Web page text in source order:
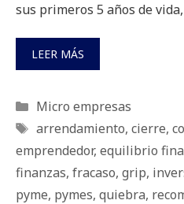
sus primeros 5 años de
LEER MÁS
Categorías
Micro empresas
Etiquetas
arrendamiento, cierre,
emprendedor, equilibrio
finanzas, fracaso, grip,
pyme, pymes, quiebra,